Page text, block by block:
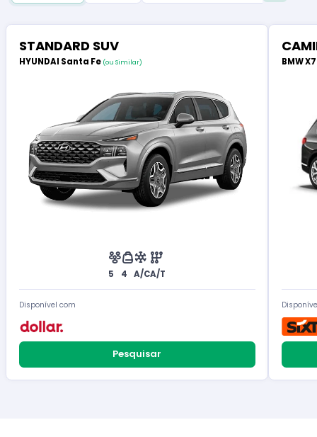
STANDARD SUV
HYUNDAI Santa Fe (ou Similar)
5 4 A/CA/T
Disponível com
Pesquisar
BMW